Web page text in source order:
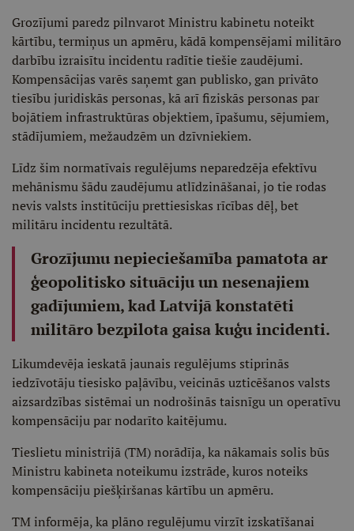
Grozījumi paredz pilnvarot Ministru kabinetu noteikt
kārtību, termiņus un apmēru, kādā kompensējami militāro
darbību izraisītu incidentu radītie tiešie zaudējumi.
Kompensācijas varēs saņemt gan publisko, gan privāto
tiesību juridiskās personas, kā arī fiziskās personas par
bojātiem infrastruktūras objektiem, īpašumu, sējumiem,
stādījumiem, mežaudzēm un dzīvniekiem.
Līdz šim normatīvais regulējums neparedzēja efektīvu
mehānismu šādu zaudējumu atlīdzināšanai, jo tie rodas
nevis valsts institūciju prettiesiskas rīcības dēļ, bet
militāru incidentu rezultātā.
Grozījumu nepieciešamība pamatota ar
ģeopolitisko situāciju un nesenajiem
gadījumiem, kad Latvijā konstatēti
militāro bezpilota gaisa kuģu incidenti.
Likumdevēja ieskatā jaunais regulējums stiprinās
iedzīvotāju tiesisko paļāvību, veicinās uzticēšanos valsts
aizsardzības sistēmai un nodrošinās taisnīgu un operatīvu
kompensāciju par nodarīto kaitējumu.
Tieslietu ministrijā (TM) norādīja, ka nākamais solis būs
Ministru kabineta noteikumu izstrāde, kuros noteiks
kompensāciju piešķiršanas kārtību un apmēru.
TM informēja, ka plāno regulējumu virzīt izskatīšanai